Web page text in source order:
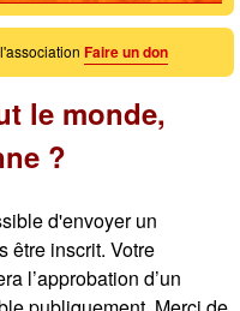
Faire un don
le monde,
?
d'envoyer un
être inscrit. Votre
l’approbation d’un